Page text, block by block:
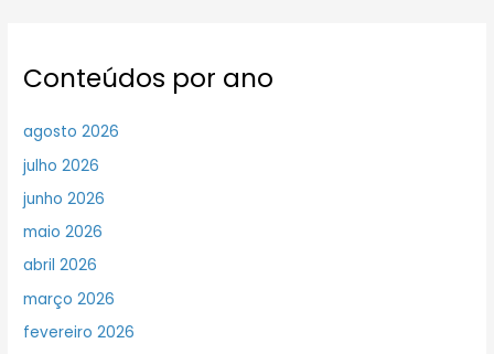
Conteúdos por ano
agosto 2026
julho 2026
junho 2026
maio 2026
abril 2026
março 2026
fevereiro 2026